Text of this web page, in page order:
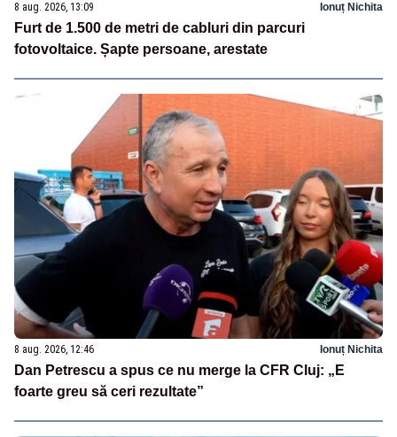
8 aug. 2026, 13:09 Ionuț Nichita
Furt de 1.500 de metri de cabluri din parcuri
fotovoltaice. Șapte persoane, arestate
8 aug. 2026, 12:46 Ionuț Nichita
Dan Petrescu a spus ce nu merge la CFR Cluj: „E
foarte greu să ceri rezultate”